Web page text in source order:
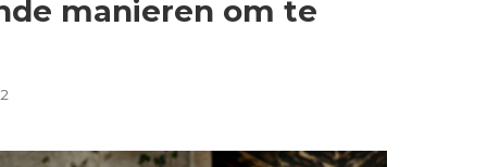
manieren om te